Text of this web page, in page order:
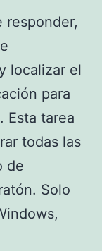
responder,
localizar el
para
Esta tarea
todas las
de
Solo